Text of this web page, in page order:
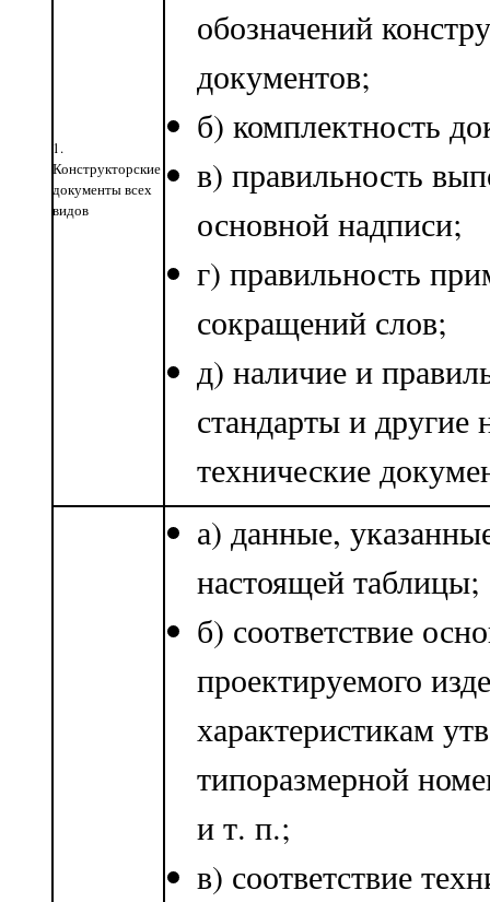
1.
Конструкторские
документы всех
видов
обозначений
документов;
б) комплектность
в) правильность
основной надписи;
г) правильность
сокращений слов;
д) наличие и
стандарты и другие
технические
а) данные,
настоящей таблицы;
б) соответствие
проектируемого
характеристикам
типоразмерной
и т. п.;
в) соответствие